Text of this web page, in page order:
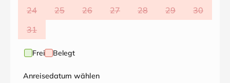
24
25 26 27 28 29
30
31
Frei Belegt
Anreisedatum wählen